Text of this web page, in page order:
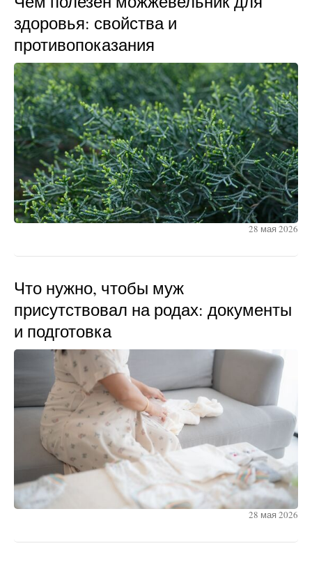
здоровья: свойства и
противопоказания
28 мая 2026
Что нужно, чтобы муж
присутствовал на родах: документы
и подготовка
28 мая 2026